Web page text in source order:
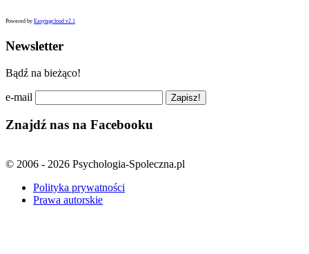
Powered by Easytagcloud v2.1
Newsletter
Bądź na bieżąco!
e-mail
Znajdź nas na Facebooku
© 2006 - 2026 Psychologia-Spoleczna.pl
Polityka prywatności
Prawa autorskie